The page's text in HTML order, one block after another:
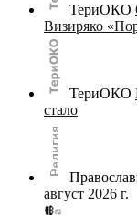
ТериОКО
Визиряко
ТериОКО
стало
август 2026 г.